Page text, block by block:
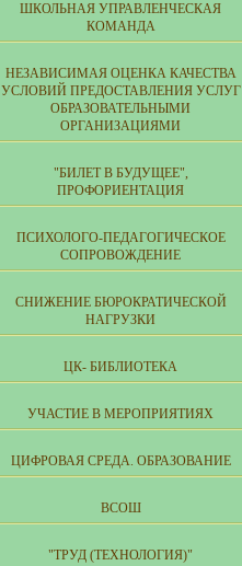
ШКОЛЬНАЯ УПРАВЛЕНЧЕСКАЯ
КОМАНДА
НЕЗАВИСИМАЯ ОЦЕНКА КАЧЕСТВА
УСЛОВИЙ ПРЕДОСТАВЛЕНИЯ УСЛУГ
ОБРАЗОВАТЕЛЬНЫМИ
ОРГАНИЗАЦИЯМИ
"БИЛЕТ В БУДУЩЕЕ",
ПРОФОРИЕНТАЦИЯ
ПСИХОЛОГО-ПЕДАГОГИЧЕСКОЕ
СОПРОВОЖДЕНИЕ
СНИЖЕНИЕ БЮРОКРАТИЧЕСКОЙ
НАГРУЗКИ
ЦК- БИБЛИОТЕКА
УЧАСТИЕ В МЕРОПРИЯТИЯХ
ЦИФРОВАЯ СРЕДА. ОБРАЗОВАНИЕ
ВСОШ
"ТРУД (ТЕХНОЛОГИЯ)"